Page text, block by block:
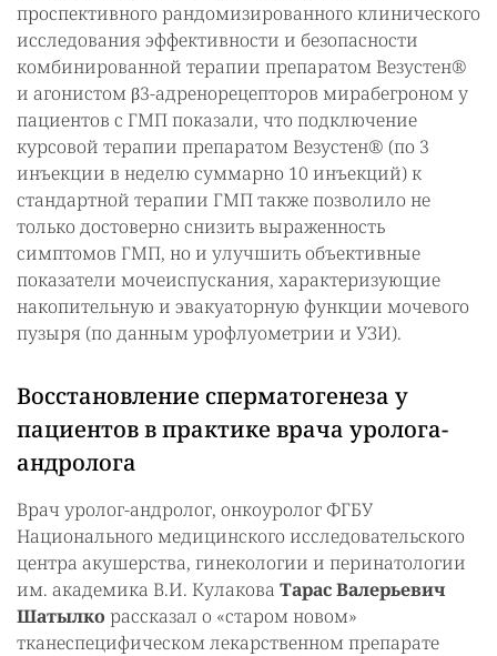
проспективного рандомизированного клинического
исследования эффективности и безопасности
комбинированной терапии препаратом Везустен®
и агонистом β3-адренорецепторов мирабегроном у
пациентов с ГМП показали, что подключение
курсовой терапии препаратом Везустен® (по 3
инъекции в неделю суммарно 10 инъекций) к
стандартной терапии ГМП также позволило не
только достоверно снизить выраженность
симптомов ГМП, но и улучшить объективные
показатели мочеиспускания, характеризующие
накопительную и эвакуаторную функции мочевого
пузыря (по данным урофлуометрии и УЗИ).
Восстановление сперматогенеза у
пациентов в практике врача уролога-
андролога
Врач уролог-андролог, онкоуролог ФГБУ
Национального медицинского исследовательского
центра акушерства, гинекологии и перинатологии
им. академика В.И. Кулакова Тарас Валерьевич
Шатылко рассказал о «старом новом»
тканеспецифическом лекарственном препарате